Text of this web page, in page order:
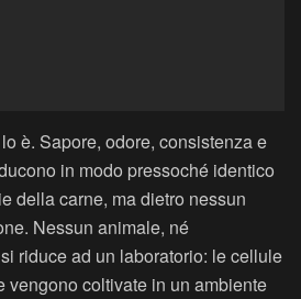
è. Sapore, odore, consistenza e
in modo pressoché identico
della carne, ma dietro nessun
Nessun animale, né
riduce ad un laboratorio: le cellule
vengono coltivate in un ambiente